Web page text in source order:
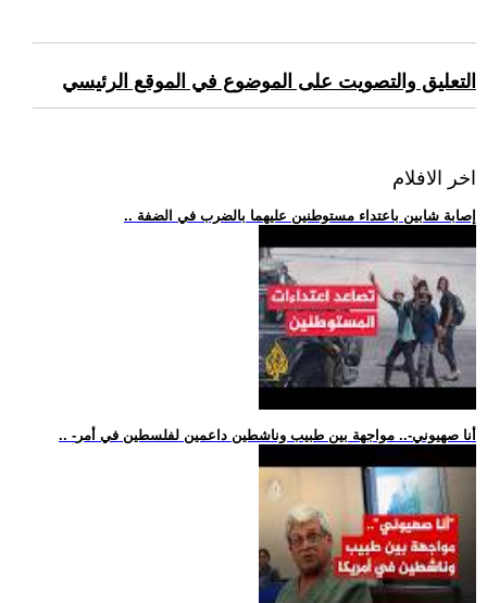
التعليق والتصويت على الموضوع في الموقع الرئيسي
اخر الافلام
.. إصابة شابين باعتداء مستوطنين عليهما بالضرب في الضفة
.. -أنا صهيوني-.. مواجهة بين طبيب وناشطين داعمين لفلسطين في أمر